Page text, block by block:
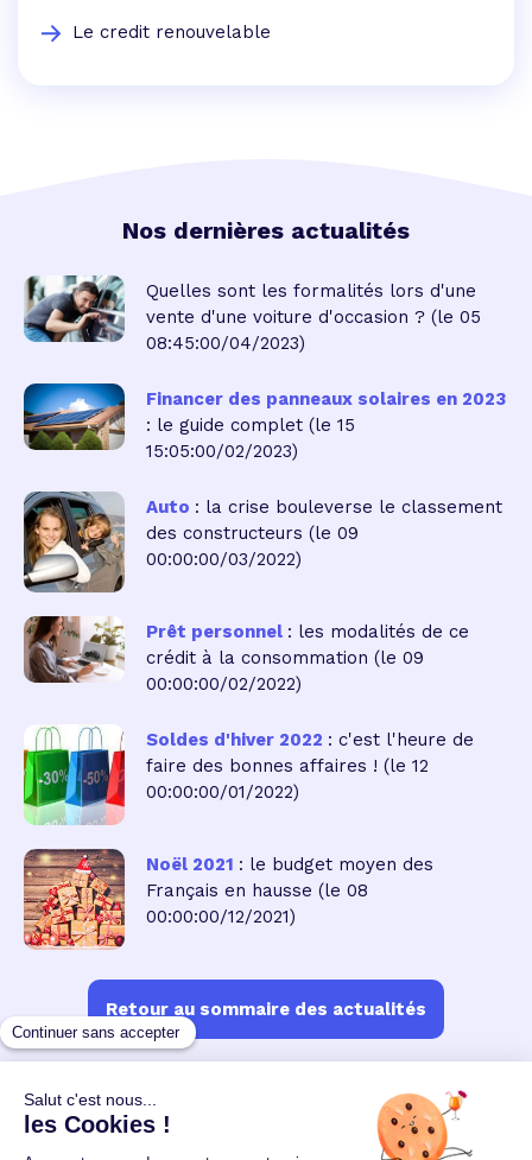
Le credit renouvelable
Nos dernières actualités
Quelles sont les formalités lors d'une
vente d'une voiture d'occasion ? (le 05
08:45:00/04/2023)
Financer des panneaux solaires en 2023
: le guide complet (le 15
15:05:00/02/2023)
Auto : la crise bouleverse le classement
des constructeurs (le 09
00:00:00/03/2022)
Prêt personnel : les modalités de ce
crédit à la consommation (le 09
00:00:00/02/2022)
Soldes d'hiver 2022 : c'est l'heure de
faire des bonnes affaires ! (le 12
00:00:00/01/2022)
Noël 2021 : le budget moyen des
Français en hausse (le 08
00:00:00/12/2021)
Retour au sommaire des actualités